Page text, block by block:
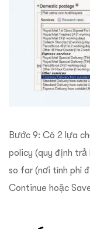
Bước 9: Có 2 lựa
policy (quy định trả
so far (nơi tính phí
Continue hoặc